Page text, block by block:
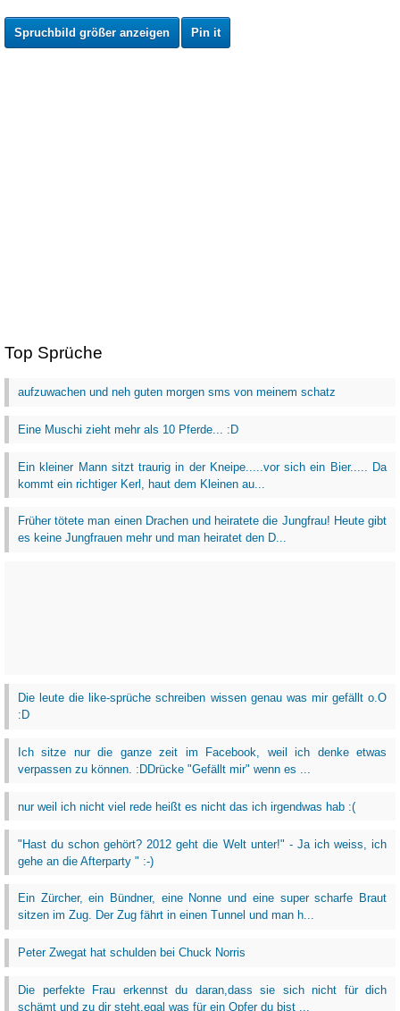
Spruchbild größer anzeigen Pin it
Top Sprüche
aufzuwachen und neh guten morgen sms von meinem schatz
Eine Muschi zieht mehr als 10 Pferde... :D
Ein kleiner Mann sitzt traurig in der Kneipe.....vor sich ein Bier..... Da
kommt ein richtiger Kerl, haut dem Kleinen au...
Früher tötete man einen Drachen und heiratete die Jungfrau! Heute gibt
es keine Jungfrauen mehr und man heiratet den D...
Die leute die like-sprüche schreiben wissen genau was mir gefällt o.O
:D
Ich sitze nur die ganze zeit im Facebook, weil ich denke etwas
verpassen zu können. :DDrücke "Gefällt mir" wenn es ...
nur weil ich nicht viel rede heißt es nicht das ich irgendwas hab :(
"Hast du schon gehört? 2012 geht die Welt unter!" - Ja ich weiss, ich
gehe an die Afterparty " :-)
Ein Zürcher, ein Bündner, eine Nonne und eine super scharfe Braut
sitzen im Zug. Der Zug fährt in einen Tunnel und man h...
Peter Zwegat hat schulden bei Chuck Norris
Die perfekte Frau erkennst du daran,dass sie sich nicht für dich
schämt und zu dir steht,egal was für ein Opfer du bist ...